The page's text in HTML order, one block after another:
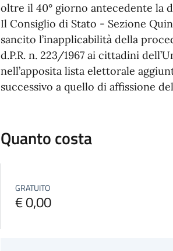
oltre il 40° giorno antecedente la
Il Consiglio di Stato - Sezione
sancito l’inapplicabilità della
d.P.R. n. 223/1967 ai cittadini
nell’apposita lista elettorale
successivo a quello di affissione
Quanto costa
GRATUITO
€ 0,00